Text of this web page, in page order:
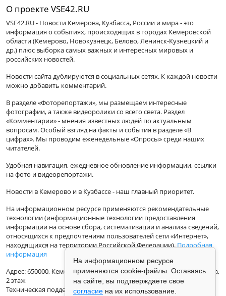
О проекте VSE42.RU
VSE42.RU - Новости Кемерова, Кузбасса, России и мира - это
информация о событиях, происходящих в городах Кемеровской
области (Кемерово, Новокузнецк, Белово, Ленинск-Кузнецкий и
др.) плюс выборка самых важных и интересных мировых и
российских новостей.
Новости сайта дублируются в социальных сетях. К каждой новости
можно добавить комментарий.
В разделе «Фоторепортажи», мы размещаем интересные
фотографии, а также видеоролики со всего света. Раздел
«Комментарии» - мнения известных людей по актуальным
вопросам. Особый взгляд на факты и события в разделе «В
цифрах». Мы проводим еженедельные «Опросы» среди наших
читателей.
Удобная навигация, ежедневное обновление информации, ссылки
на фото и видеорепортажи.
Новости в Кемерово и в Кузбассе - наш главный приоритет.
На информационном ресурсе применяются рекомендательные
технологии (информационные технологии предоставления
информации на основе сбора, систематизации и анализа сведений,
относящихся к предпочтениям пользователей сети «Интернет»,
находящихся на территории Российской Федерации).Подробная
информация
Адрес: 650000, Кемеровская Область, г.Кемерово, ул.Кузбасская 33а,
2 этаж
Техническая поддержка: support@vse42.ru
На информационном ресурсе
применяются cookie-файлы. Оставаясь
на сайте, вы подтверждаете свое
согласие на их использование.